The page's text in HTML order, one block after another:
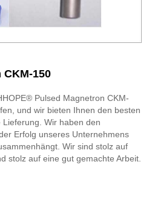
150
Pulsed Magnetron CKM-
und wir bieten Ihnen den besten
Wir haben den
Erfolg unseres Unternehmens
Wir sind stolz auf
stolz auf eine gut gemachte Arbeit.